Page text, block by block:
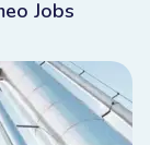
Jobs